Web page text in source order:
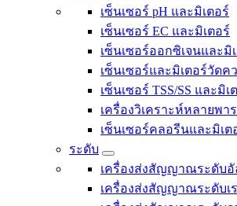
เซ็นเซอร์ pH และมิเตอร์
เซ็นเซอร์ EC และมิเตอร์
เซ็นเซอร์ออกซิเจนและมิ
เซ็นเซอร์และมิเตอร์วัดค
เซ็นเซอร์ TSS/SS และมิเ
เครื่องวิเคราะห์หลายพา
เซ็นเซอร์คลอรีนและมิเต
ระดับ
เครื่องส่งสัญญาณระดับ
เครื่องส่งสัญญาณระดับเ